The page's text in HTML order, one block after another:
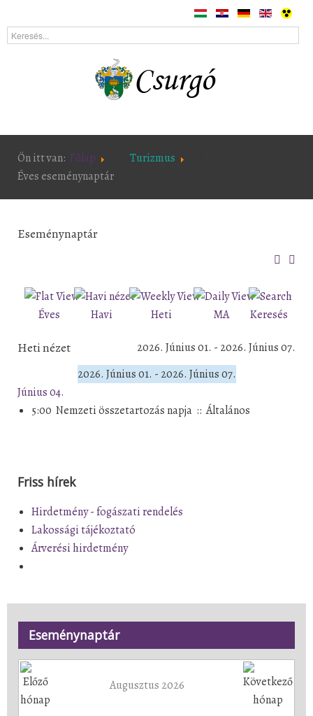
Ön itt van: Főlap
Turizmus
Éves eseménynaptár
Eseménynaptár
Éves Havi Heti MA Keresés
Heti nézet
2026. Június 01. - 2026. Június 07.
2026. Június 01. - 2026. Június 07.
Június 04.
5:00 Nemzeti összetartozás napja ::Általános
Friss hírek
Hirdetmény - fogászati rendelés
Lakossági tájékoztató
Árverési hirdetmény
Eseménynaptár
Augusztus 2026